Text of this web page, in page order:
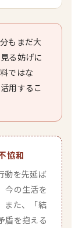
もまだ大
る妨げに
ではな
用するこ
協和
動を先延ば
今の生活を
また、「結
盾を抱える